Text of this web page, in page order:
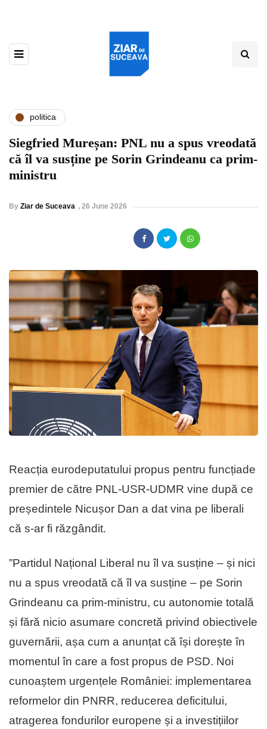
politica
Siegfried Mureșan: PNL nu a spus vreodată
că îl va susține pe Sorin Grindeanu ca prim-
ministru
By Ziar de Suceava , 26 June 2026
Reacția eurodeputatului propus pentru funcțiade
premier de către PNL-USR-UDMR vine după ce
președintele Nicușor Dan a dat vina pe liberali
că s-ar fi răzgândit.
”Partidul Național Liberal nu îl va susține – și nici
nu a spus vreodată că îl va susține – pe Sorin
Grindeanu ca prim-ministru, cu autonomie totală
și fără nicio asumare concretă privind obiectivele
guvernării, așa cum a anunțat că își dorește în
momentul în care a fost propus de PSD. Noi
cunoaștem urgențele României: implementarea
reformelor din PNRR, reducerea deficitului,
atragerea fondurilor europene și a investițiilor